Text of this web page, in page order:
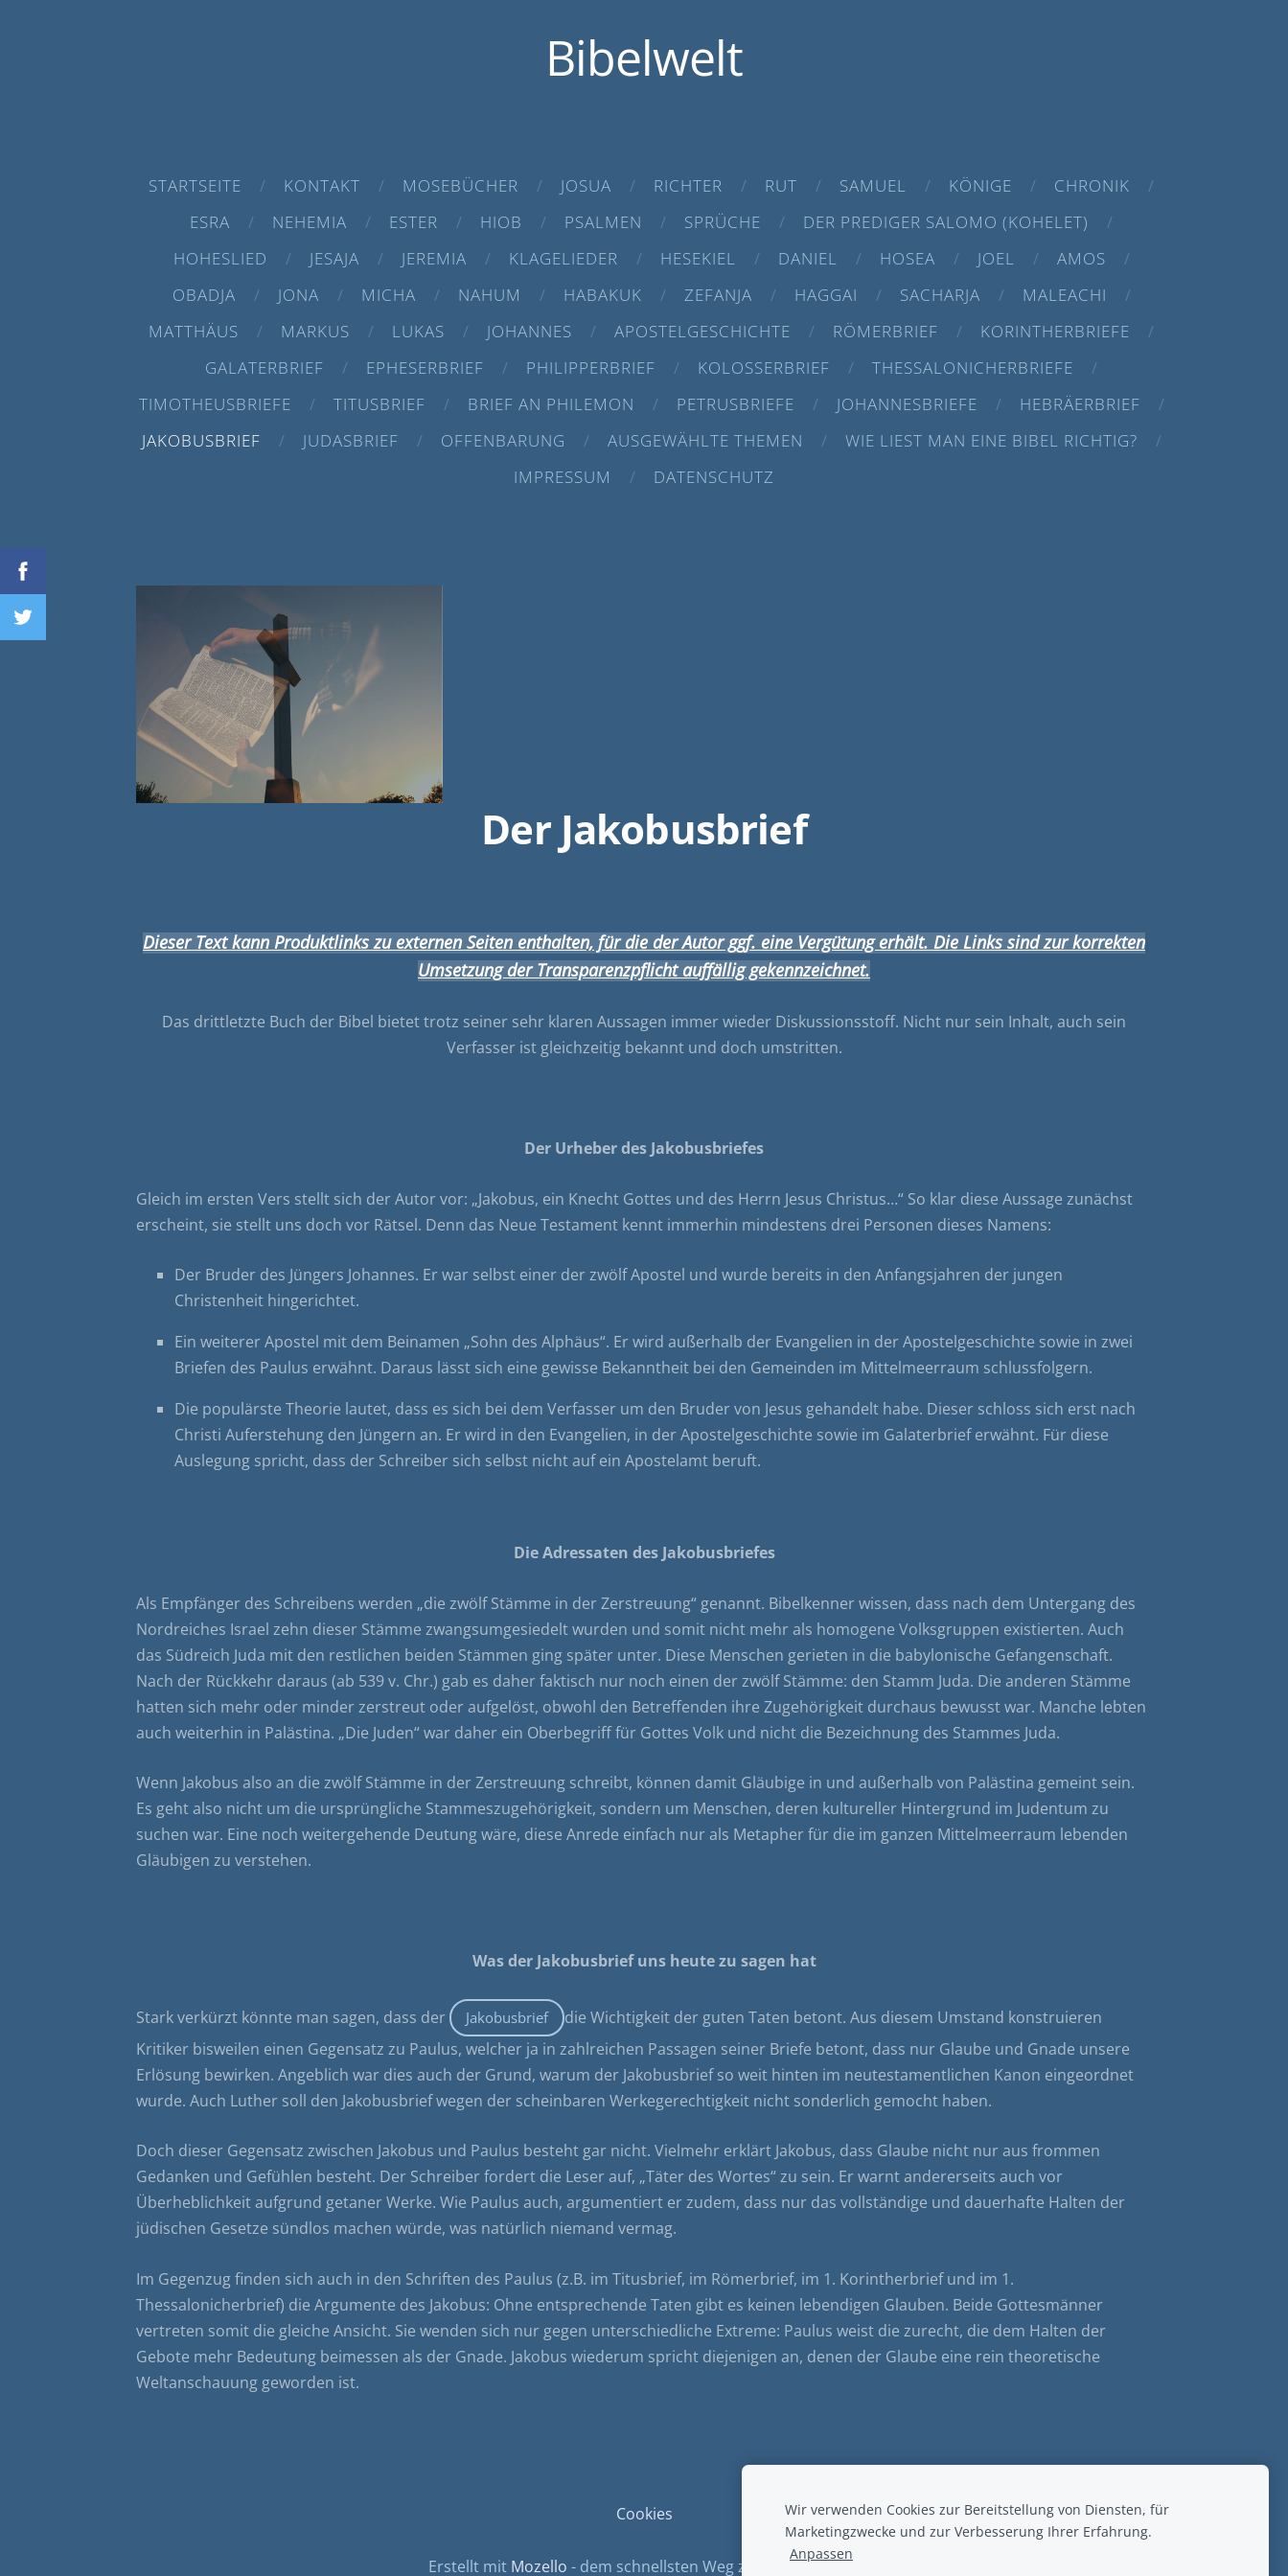
Bibelwelt
STARTSEITE KONTAKT MOSEBÜCHER JOSUA RICHTER RUT SAMUEL KÖNIGE
CHRONIK
ESRA
NEHEMIA ESTER HIOB PSALMEN SPRÜCHE
DER PREDIGER SALOMO (KOHELET)
HOHESLIED
JESAJA JEREMIA KLAGELIEDER HESEKIEL DANIEL HOSEA JOEL
AMOS
OBADJA
JONA MICHA NAHUM HABAKUK ZEFANJA HAGGAI SACHARJA
MALEACHI
MATTHÄUS
MARKUS LUKAS JOHANNES APOSTELGESCHICHTE RÖMERBRIEF
KORINTHERBRIEFE
GALATERBRIEF
EPHESERBRIEF PHILIPPERBRIEF KOLOSSERBRIEF
THESSALONICHERBRIEFE
TIMOTHEUSBRIEFE
TITUSBRIEF BRIEF AN PHILEMON PETRUSBRIEFE JOHANNESBRIEFE
HEBRÄERBRIEF
JAKOBUSBRIEF
JUDASBRIEF OFFENBARUNG AUSGEWÄHLTE THEMEN
WIE LIEST MAN EINE BIBEL RICHTIG?
IMPRESSUM
DATENSCHUTZ
Der Jakobusbrief
Dieser Text kann Produktlinks zu externen Seiten enthalten, für die der Autor ggf. eine Vergütung erhält. Die Links sind zur korrekten
Umsetzung der Transparenzpflicht auffällig gekennzeichnet.
Das drittletzte Buch der Bibel bietet trotz seiner sehr klaren Aussagen immer wieder Diskussionsstoff. Nicht nur sein Inhalt, auch sein
Verfasser ist gleichzeitig bekannt und doch umstritten.
Der Urheber des Jakobusbriefes
Gleich im ersten Vers stellt sich der Autor vor: „Jakobus, ein Knecht Gottes und des Herrn Jesus Christus…“ So klar diese Aussage zunächst
erscheint, sie stellt uns doch vor Rätsel. Denn das Neue Testament kennt immerhin mindestens drei Personen dieses Namens:
Der Bruder des Jüngers Johannes. Er war selbst einer der zwölf Apostel und wurde bereits in den Anfangsjahren der jungen
Christenheit hingerichtet.
Ein weiterer Apostel mit dem Beinamen „Sohn des Alphäus“. Er wird außerhalb der Evangelien in der Apostelgeschichte sowie in zwei
Briefen des Paulus erwähnt. Daraus lässt sich eine gewisse Bekanntheit bei den Gemeinden im Mittelmeerraum schlussfolgern.
Die populärste Theorie lautet, dass es sich bei dem Verfasser um den Bruder von Jesus gehandelt habe. Dieser schloss sich erst nach
Christi Auferstehung den Jüngern an. Er wird in den Evangelien, in der Apostelgeschichte sowie im Galaterbrief erwähnt. Für diese
Auslegung spricht, dass der Schreiber sich selbst nicht auf ein Apostelamt beruft.
Die Adressaten des Jakobusbriefes
Als Empfänger des Schreibens werden „die zwölf Stämme in der Zerstreuung“ genannt. Bibelkenner wissen, dass nach dem Untergang des
Nordreiches Israel zehn dieser Stämme zwangsumgesiedelt wurden und somit nicht mehr als homogene Volksgruppen existierten. Auch
das Südreich Juda mit den restlichen beiden Stämmen ging später unter. Diese Menschen gerieten in die babylonische Gefangenschaft.
Nach der Rückkehr daraus (ab 539 v. Chr.) gab es daher faktisch nur noch einen der zwölf Stämme: den Stamm Juda. Die anderen Stämme
hatten sich mehr oder minder zerstreut oder aufgelöst, obwohl den Betreffenden ihre Zugehörigkeit durchaus bewusst war. Manche lebten
auch weiterhin in Palästina. „Die Juden“ war daher ein Oberbegriff für Gottes Volk und nicht die Bezeichnung des Stammes Juda.
Wenn Jakobus also an die zwölf Stämme in der Zerstreuung schreibt, können damit Gläubige in und außerhalb von Palästina gemeint sein.
Es geht also nicht um die ursprüngliche Stammeszugehörigkeit, sondern um Menschen, deren kultureller Hintergrund im Judentum zu
suchen war. Eine noch weitergehende Deutung wäre, diese Anrede einfach nur als Metapher für die im ganzen Mittelmeerraum lebenden
Gläubigen zu verstehen.
Was der Jakobusbrief uns heute zu sagen hat
Stark verkürzt könnte man sagen, dass der Jakobusbrief
die Wichtigkeit der guten Taten betont. Aus diesem Umstand konstruieren
Kritiker bisweilen einen Gegensatz zu Paulus, welcher ja in zahlreichen Passagen seiner Briefe betont, dass nur Glaube und Gnade unsere
Erlösung bewirken. Angeblich war dies auch der Grund, warum der Jakobusbrief so weit hinten im neutestamentlichen Kanon eingeordnet
wurde. Auch Luther soll den Jakobusbrief wegen der scheinbaren Werkegerechtigkeit nicht sonderlich gemocht haben.
Doch dieser Gegensatz zwischen Jakobus und Paulus besteht gar nicht. Vielmehr erklärt Jakobus, dass Glaube nicht nur aus frommen
Gedanken und Gefühlen besteht. Der Schreiber fordert die Leser auf, „Täter des Wortes“ zu sein. Er warnt andererseits auch vor
Überheblichkeit aufgrund getaner Werke. Wie Paulus auch, argumentiert er zudem, dass nur das vollständige und dauerhafte Halten der
jüdischen Gesetze sündlos machen würde, was natürlich niemand vermag.
Im Gegenzug finden sich auch in den Schriften des Paulus (z.B. im Titusbrief, im Römerbrief, im 1. Korintherbrief und im 1.
Thessalonicherbrief) die Argumente des Jakobus: Ohne entsprechende Taten gibt es keinen lebendigen Glauben. Beide Gottesmänner
vertreten somit die gleiche Ansicht. Sie wenden sich nur gegen unterschiedliche Extreme: Paulus weist die zurecht, die dem Halten der
Gebote mehr Bedeutung beimessen als der Gnade. Jakobus wiederum spricht diejenigen an, denen der Glaube eine rein theoretische
Weltanschauung geworden ist.
Cookies
Erstellt mit Mozello - dem schnellsten Weg zu Ihrer Website.
Wir verwenden Cookies zur Bereitstellung von Diensten, für
Marketingzwecke und zur Verbesserung Ihrer Erfahrung.
Anpassen